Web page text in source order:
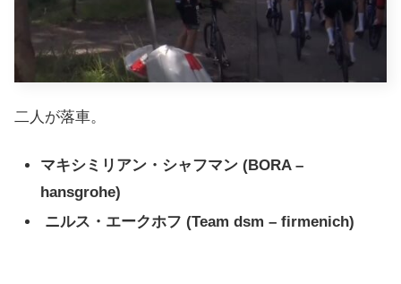
二人が落車。
マキシミリアン・シャフマン (BORA –
hansgrohe)
ニルス・エークホフ (Team dsm – firmenich)